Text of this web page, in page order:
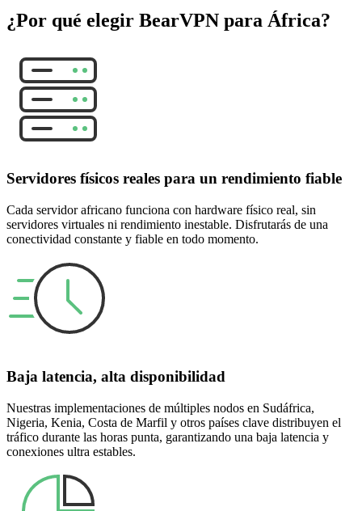
¿Por qué elegir BearVPN para África?
Servidores físicos reales para un rendimiento fiable
Cada servidor africano funciona con hardware físico real, sin
servidores virtuales ni rendimiento inestable. Disfrutarás de una
conectividad constante y fiable en todo momento.
Baja latencia, alta disponibilidad
Nuestras implementaciones de múltiples nodos en Sudáfrica,
Nigeria, Kenia, Costa de Marfil y otros países clave distribuyen el
tráfico durante las horas punta, garantizando una baja latencia y
conexiones ultra estables.